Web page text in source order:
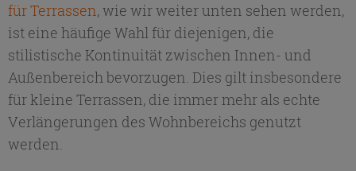
für Terrassen, wie wir weiter unten sehen werden,
ist eine häufige Wahl für diejenigen, die
stilistische Kontinuität zwischen Innen- und
Außenbereich bevorzugen. Dies gilt insbesondere
für kleine Terrassen, die immer mehr als echte
Verlängerungen des Wohnbereichs genutzt
werden.